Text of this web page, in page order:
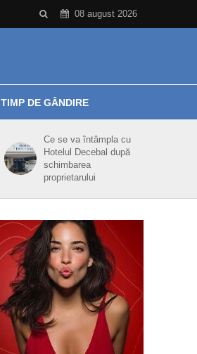
08 august 2026
TIMP DE GÂNDIRE
Ce se va întâmpla cu
Hotelul Decebal după
schimbarea
proprietarului